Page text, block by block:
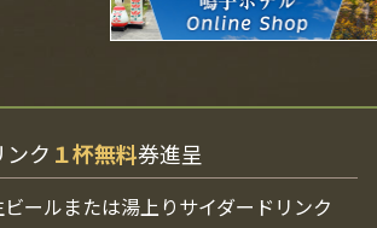
ク １杯無料券進呈
ールまたは湯上りサイダードリンク